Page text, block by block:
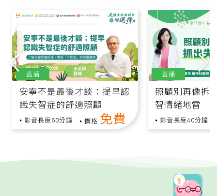
安寧不是最後才談：提早認
識失智症的舒適照顧
影音長度60分鐘 價格 免費
直播
照顧別再像拆
智情緒地雷
影音長度40分鐘
直播